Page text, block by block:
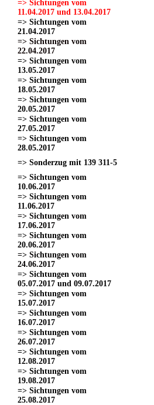
=> Sichtungen vom
11.04.2017 und 13.04.2017
=> Sichtungen vom
21.04.2017
=> Sichtungen vom
22.04.2017
=> Sichtungen vom
13.05.2017
=> Sichtungen vom
18.05.2017
=> Sichtungen vom
20.05.2017
=> Sichtungen vom
27.05.2017
=> Sichtungen vom
28.05.2017
=> Sonderzug mit 139 311-5
=> Sichtungen vom
10.06.2017
=> Sichtungen vom
11.06.2017
=> Sichtungen vom
17.06.2017
=> Sichtungen vom
20.06.2017
=> Sichtungen vom
24.06.2017
=> Sichtungen vom
05.07.2017 und 09.07.2017
=> Sichtungen vom
15.07.2017
=> Sichtungen vom
16.07.2017
=> Sichtungen vom
26.07.2017
=> Sichtungen vom
12.08.2017
=> Sichtungen vom
19.08.2017
=> Sichtungen vom
25.08.2017